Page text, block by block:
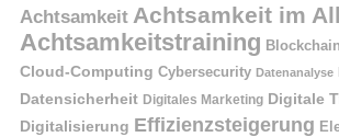
Achtsamkeit Achtsamkeit im
Achtsamkeitstraining
Cloud-Computing Cybersecurity Datenanalyse
Datensicherheit Digitales Marketing Digitale
Digitalisierung Effizienzsteigerung